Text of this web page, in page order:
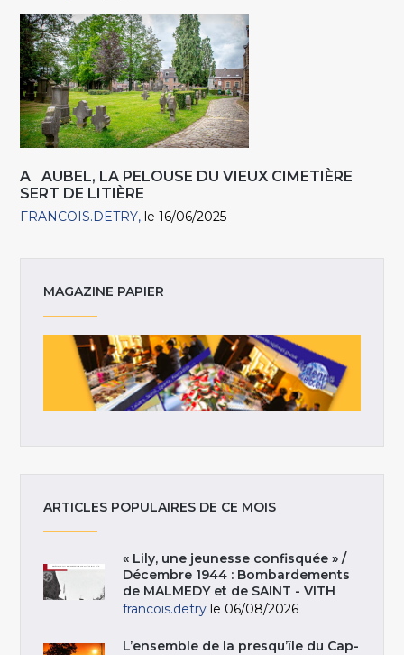
A AUBEL, LA PELOUSE DU VIEUX CIMETIÈRE
SERT DE LITIÈRE
FRANCOIS.DETRY le 16/06/2025
MAGAZINE PAPIER
ARTICLES POPULAIRES DE CE MOIS
« Lily, une jeunesse confisquée » /
Décembre 1944 : Bombardements
de MALMEDY et de SAINT - VITH
francois.detry le 06/08/2026
L’ensemble de la presqu’île du Cap-